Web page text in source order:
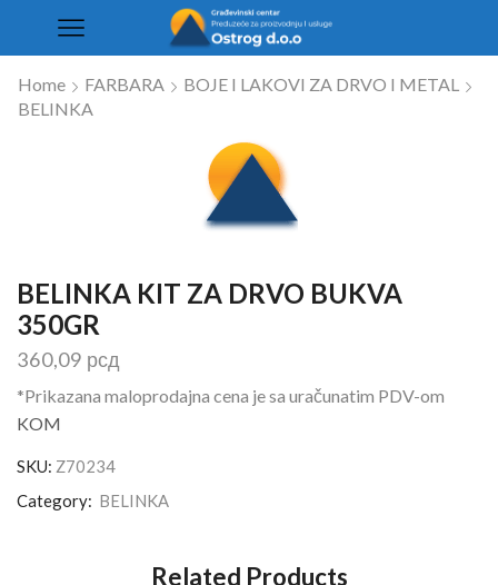
Home FARBARA
BOJE I LAKOVI ZA DRVO I METAL
BELINKA
BELINKA KIT ZA DRVO BUKVA
350GR
360,09 рсд
*Prikazana maloprodajna cena je sa uračunatim PDV-om
KOM
SKU: Z70234
Category: BELINKA
Related Products